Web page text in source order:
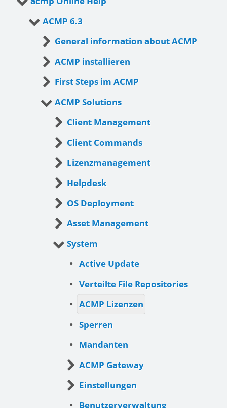
ACMP 6.3
General information about ACMP
ACMP installieren
First Steps im ACMP
ACMP Solutions
Client Management
Client Commands
Lizenzmanagement
Helpdesk
OS Deployment
Asset Management
System
Active Update
Verteilte File Repositories
ACMP Lizenzen
Sperren
Mandanten
ACMP Gateway
Einstellungen
Benutzerverwaltung